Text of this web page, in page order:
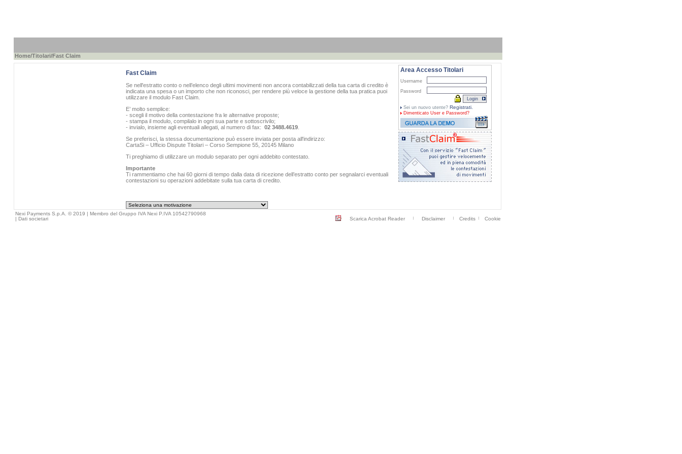
Home/Titolari/Fast Claim
Fast Claim
Se nell'estratto conto o nell’elenco degli ultimi movimenti non ancora contabilizzati della tua carta di credito è
indicata una spesa o un importo che non riconosci, per rendere più veloce la gestione della tua pratica puoi
utilizzare il modulo Fast Claim.
E’ molto semplice:
- scegli il motivo della contestazione fra le alternative proposte;
- stampa il modulo, compilalo in ogni sua parte e sottoscrivilo;
- invialo, insieme agli eventuali allegati, al numero di fax: 02 3488.4619.
Se preferisci, la stessa documentazione può essere inviata per posta all'indirizzo:
CartaSi – Ufficio Dispute Titolari – Corso Sempione 55, 20145 Milano
Ti preghiamo di utilizzare un modulo separato per ogni addebito contestato.
Importante
Ti rammentiamo che hai 60 giorni di tempo dalla data di ricezione dell’estratto conto per segnalarci eventuali
contestazioni su operazioni addebitate sulla tua carta di credito.
Area Accesso Titolari
Username
Password
Sei un nuovo utente? Registrati.
Dimenticato User e Password?
Nexi Payments S.p.A. © 2019 | Membro del Gruppo IVA Nexi P.IVA 10542790968
| Dati societari Scarica Acrobat Reader Disclaimer Credits Cookie